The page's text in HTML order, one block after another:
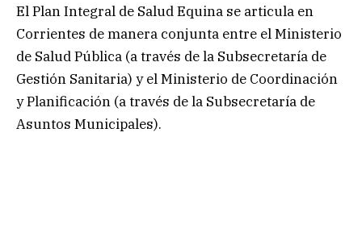
El Plan Integral de Salud Equina se articula en
Corrientes de manera conjunta entre el Ministerio
de Salud Pública (a través de la Subsecretaría de
Gestión Sanitaria) y el Ministerio de Coordinación
y Planificación (a través de la Subsecretaría de
Asuntos Municipales).